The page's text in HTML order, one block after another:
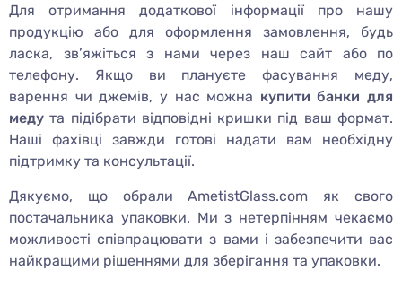
Для отримання додаткової інформації про нашу
продукцію або для оформлення замовлення, будь
ласка, зв’яжіться з нами через наш сайт або по
телефону. Якщо ви плануєте фасування меду,
варення чи джемів, у нас можна купити банки для
меду та підібрати відповідні кришки під ваш формат.
Наші фахівці завжди готові надати вам необхідну
підтримку та консультації.
Дякуємо, що обрали AmetistGlass.com як свого
постачальника упаковки. Ми з нетерпінням чекаємо
можливості співпрацювати з вами і забезпечити вас
найкращими рішеннями для зберігання та упаковки.